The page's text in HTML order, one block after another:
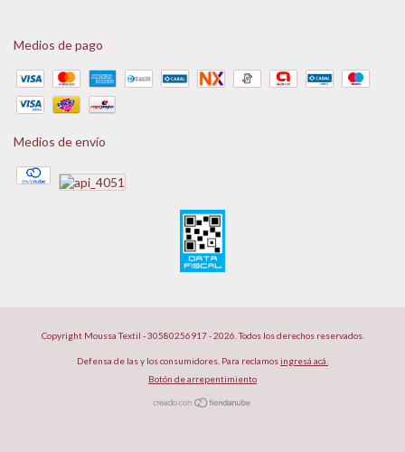
Medios de pago
Medios de envío
Copyright Moussa Textil - 30580256917 - 2026. Todos los derechos reservados.
Defensa de las y los consumidores. Para reclamosingresá acá.
Botón de arrepentimiento